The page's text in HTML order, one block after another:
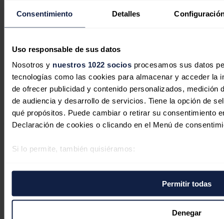
Consentimiento Detalles
Uso responsable de sus datos
Nosotros y nuestros 1022 sociosprocesamos sus datos
tecnologías como las cookies para almacenar y acceder la
de ofrecer publicidad y contenido personalizados, medición
de audiencia y desarrollo de servicios. Tiene la opción de
qué propósitos. Puede cambiar o retirar su consentimiento
Declaración de cookies o clicando en el Menú de
Si lo permite, también quisiéramos:
Identificar su dispositivo analizándolo activamente
(huellas digitales)
Obtenga más información sobre cómo se procesan sus
Permitir todas
Denegar
Secciones
Política energética
Eléctricas